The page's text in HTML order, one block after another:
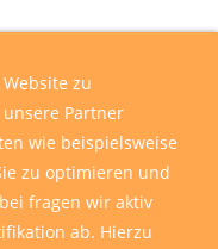
zu
Partner
wie beispielsweise
zu optimieren und
fragen wir aktiv
ab. Hierzu